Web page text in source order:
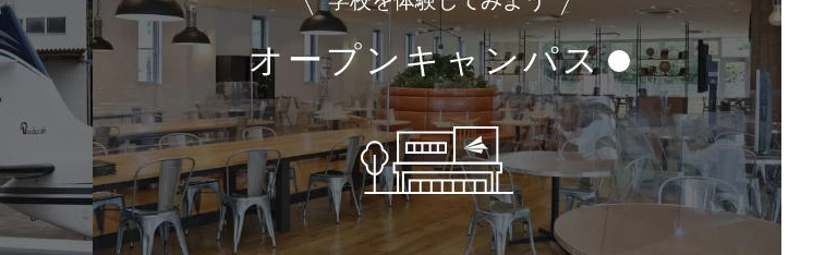
オープンキャンパス